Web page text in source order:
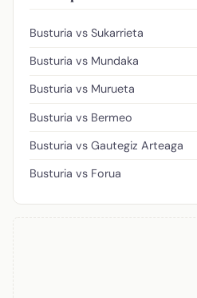
Busturia vs Sukarrieta
Busturia vs Mundaka
Busturia vs Murueta
Busturia vs Bermeo
Busturia vs Gautegiz Arteaga
Busturia vs Forua